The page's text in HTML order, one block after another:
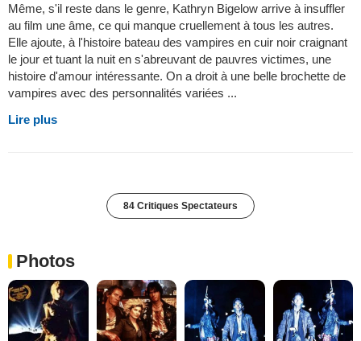
Même, s'il reste dans le genre, Kathryn Bigelow arrive à insuffler
au film une âme, ce qui manque cruellement à tous les autres.
Elle ajoute, à l'histoire bateau des vampires en cuir noir craignant
le jour et tuant la nuit en s'abreuvant de pauvres victimes, une
histoire d'amour intéressante. On a droit à une belle brochette de
vampires avec des personnalités variées ...
Lire plus
84 Critiques Spectateurs
Photos